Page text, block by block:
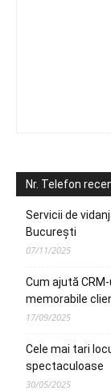
Nr. Telefon
Servicii de
București
07/11/2025
Cum ajută
memorabile
17/09/2025
Cele mai tari
spectaculoase
30/05/2025